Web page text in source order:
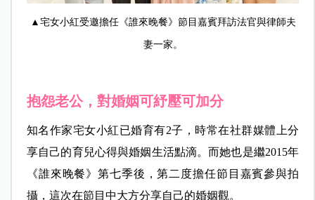
▲宅女小紅受邀擔任《誰來晚餐》節目嘉賓拜訪法官與律師夫
妻一家。
抱怨老公，對婚姻可紓壓可加分
知名作家宅女小紅已婚育有2子，時常在社群媒體上分
享自己的育兒心得與婚姻生活點滴。而她也是繼2015年
《誰來晚餐》第七季後，第二度擔任節目嘉賓參與拍
攝，這次在節目中大方分享自己的婚姻觀。